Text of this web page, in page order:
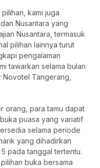
kami juga
Nusantara yang
Nusantara, termasuk
pilihan lainnya turut
pengalaman
tawarkan selama bulan
Novotel Tangerang,
orang, para tamu dapat
puasa yang variatif
selama periode
yang dihadirkan
pada tanggal tertentu.
buka bersama